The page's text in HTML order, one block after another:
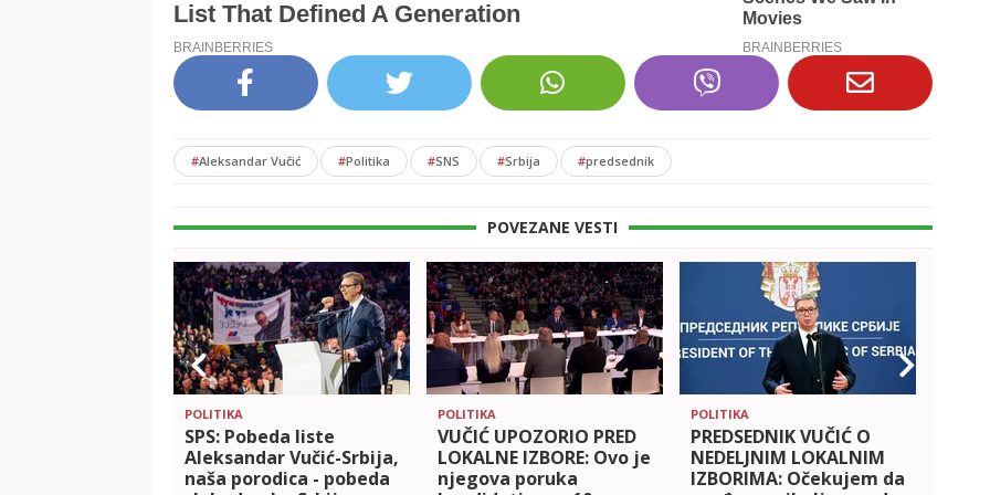
#Aleksandar Vučić #Politika #SNS #Srbija #predsednik
POVEZANE VESTI
POLITIKA
SPS: Pobeda liste
Aleksandar Vučić-Srbija,
naša porodica - pobeda
POLITIKA
VUČIĆ UPOZORIO PRED
LOKALNE IZBORE: Ovo je
njegova poruka
POLITIKA
PREDSEDNIK VUČIĆ O
NEDELJNIM LOKALNIM
IZBORIMA: Očekujem da